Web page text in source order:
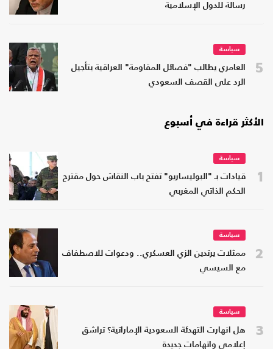
رسالة للدول الإسلامية
5
سياسة
العامري يطالب "فصائل المقاومة" العراقية بتأجيل
الرد على القصف السعودي
الأكثر قراءة في أسبوع
1
سياسة
قيادات بـ "البوليساريو" تفتح باب النقاش حول مقترح
الحكم الذاتي المغربي
2
سياسة
ممثلات يرتدين الزي العسكري.. ودعوات للاصطفاف
مع السيسي
3
سياسة
هل انهارت التهدئة السعودية الإماراتية؟ تراشق
إعلامي واتهامات جديدة